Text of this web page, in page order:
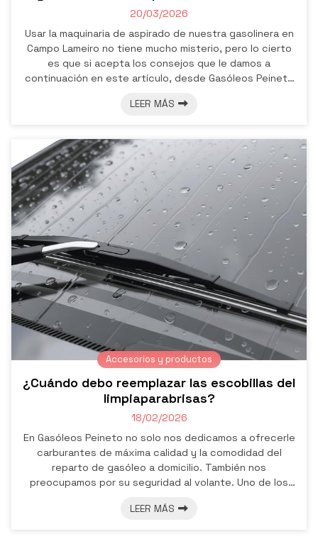
eficiente
20/03/2026
Usar la maquinaria de aspirado de nuestra gasolinera en
Campo Lameiro no tiene mucho misterio, pero lo cierto
es que si acepta los consejos que le damos a
continuación en este artículo, desde Gasóleos Peineto
eficiente y rápida. ¡Y así aprovechará al máximo cada
Preparación previa para optimizar el tiempo El error más
común es activar la propia máquina de aspirado antes
de haber organizado el hab...
LEER MÁS
¿Cuándo debo reemplazar las escobillas del
limpiaparabrisas?
18/02/2026
Accesorios y productos
En Gasóleos Peineto no solo nos dedicamos a ofrecerle
carburantes de máxima calidad y la comodidad del
reparto de gasóleo a domicilio. También nos
preocupamos por su seguridad al volante. Uno de los
sobre todo en zonas con climatología variable como la
LEER MÁS